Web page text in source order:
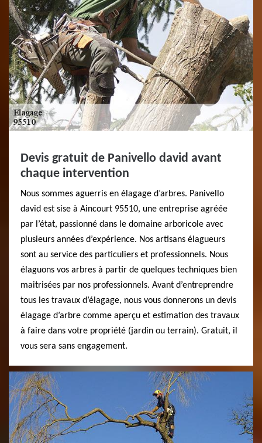
Devis gratuit de Panivello david avant
chaque intervention
Nous sommes aguerris en élagage d’arbres. Panivello
david est sise à Aincourt 95510, une entreprise agréée
par l’état, passionné dans le domaine arboricole avec
plusieurs années d’expérience. Nos artisans élagueurs
sont au service des particuliers et professionnels. Nous
élaguons vos arbres à partir de quelques techniques bien
maitrisées par nos professionnels. Avant d’entreprendre
tous les travaux d’élagage, nous vous donnerons un devis
élagage d’arbre comme aperçu et estimation des travaux
à faire dans votre propriété (jardin ou terrain). Gratuit, il
vous sera sans engagement.